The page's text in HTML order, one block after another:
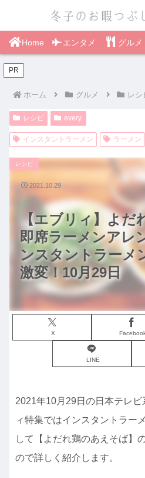
Home エンタメ グルメ
PR
ホーム グルメ レシ
レシピ every.
インスタントラーメン ラーメン
【エブリィ】よだ
即席ラーメンアレ
ンスタントラーメ
激変！10月29日
レシピ
X
LINE
2021.10.29
2021年10月29日の日本テレビ
ィ特集ではインスタントラー
して【よだれ鶏のあえそば】
ので詳しく紹介します。